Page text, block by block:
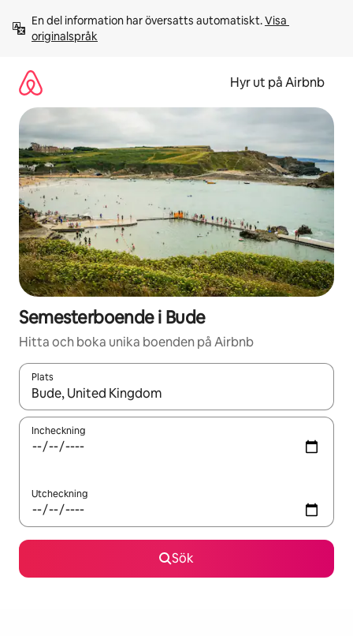
innehåll
En del information har översatts automatiskt. Visa
originalspråk
Hyr ut på Airbnb
Semesterboende i Bude
Hitta och boka unika boenden på Airbnb
Plats
När resultaten är tillgängliga kan du navigera med upp- och
Incheckning
Utcheckning
Sök